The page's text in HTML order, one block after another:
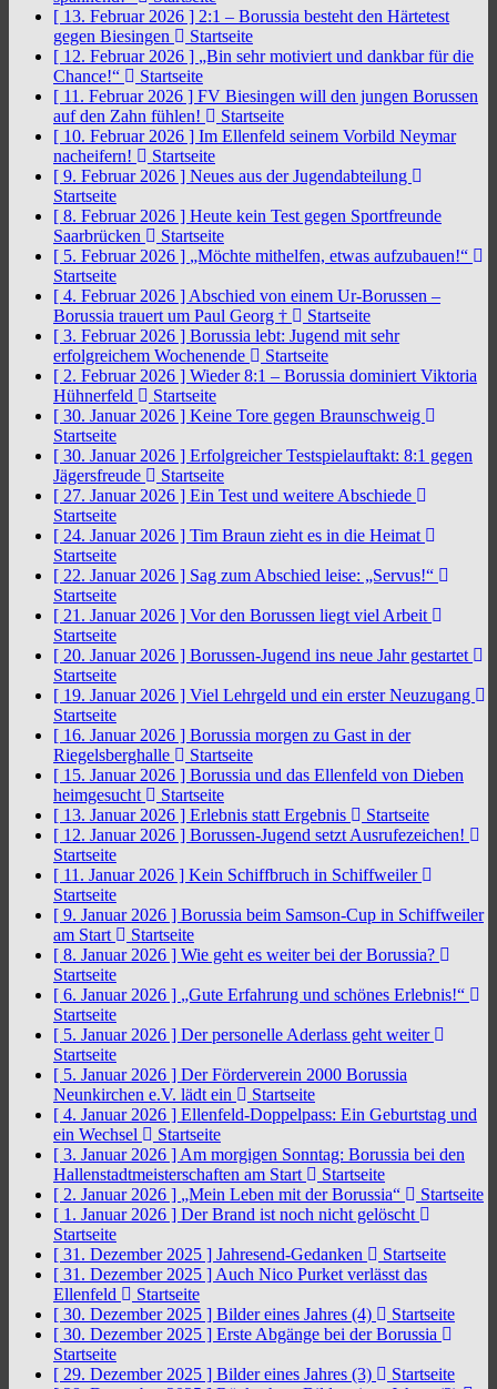
[ 13. Februar 2026 ] 2:1 – Borussia besteht den Härtetest
gegen Biesingen
Startseite
[ 12. Februar 2026 ] „Bin sehr motiviert und dankbar für die
Chance!“
Startseite
[ 11. Februar 2026 ] FV Biesingen will den jungen Borussen
auf den Zahn fühlen!
Startseite
[ 10. Februar 2026 ] Im Ellenfeld seinem Vorbild Neymar
nacheifern!
Startseite
[ 9. Februar 2026 ] Neues aus der Jugendabteilung
Startseite
[ 8. Februar 2026 ] Heute kein Test gegen Sportfreunde
Saarbrücken
Startseite
[ 5. Februar 2026 ] „Möchte mithelfen, etwas aufzubauen!“
Startseite
[ 4. Februar 2026 ] Abschied von einem Ur-Borussen –
Borussia trauert um Paul Georg †
Startseite
[ 3. Februar 2026 ] Borussia lebt: Jugend mit sehr
erfolgreichem Wochenende
Startseite
[ 2. Februar 2026 ] Wieder 8:1 – Borussia dominiert Viktoria
Hühnerfeld
Startseite
[ 30. Januar 2026 ] Keine Tore gegen Braunschweig
Startseite
[ 30. Januar 2026 ] Erfolgreicher Testspielauftakt: 8:1 gegen
Jägersfreude
Startseite
[ 27. Januar 2026 ] Ein Test und weitere Abschiede
Startseite
[ 24. Januar 2026 ] Tim Braun zieht es in die Heimat
Startseite
[ 22. Januar 2026 ] Sag zum Abschied leise: „Servus!“
Startseite
[ 21. Januar 2026 ] Vor den Borussen liegt viel Arbeit
Startseite
[ 20. Januar 2026 ] Borussen-Jugend ins neue Jahr gestartet
Startseite
[ 19. Januar 2026 ] Viel Lehrgeld und ein erster Neuzugang
Startseite
[ 16. Januar 2026 ] Borussia morgen zu Gast in der
Riegelsberghalle
Startseite
[ 15. Januar 2026 ] Borussia und das Ellenfeld von Dieben
heimgesucht
Startseite
[ 13. Januar 2026 ] Erlebnis statt Ergebnis
Startseite
[ 12. Januar 2026 ] Borussen-Jugend setzt Ausrufezeichen!
Startseite
[ 11. Januar 2026 ] Kein Schiffbruch in Schiffweiler
Startseite
[ 9. Januar 2026 ] Borussia beim Samson-Cup in Schiffweiler
am Start
Startseite
[ 8. Januar 2026 ] Wie geht es weiter bei der Borussia?
Startseite
[ 6. Januar 2026 ] „Gute Erfahrung und schönes Erlebnis!“
Startseite
[ 5. Januar 2026 ] Der personelle Aderlass geht weiter
Startseite
[ 5. Januar 2026 ] Der Förderverein 2000 Borussia
Neunkirchen e.V. lädt ein
Startseite
[ 4. Januar 2026 ] Ellenfeld-Doppelpass: Ein Geburtstag und
ein Wechsel
Startseite
[ 3. Januar 2026 ] Am morgigen Sonntag: Borussia bei den
Hallenstadtmeisterschaften am Start
Startseite
[ 2. Januar 2026 ] „Mein Leben mit der Borussia“
Startseite
[ 1. Januar 2026 ] Der Brand ist noch nicht gelöscht
Startseite
[ 31. Dezember 2025 ] Jahresend-Gedanken
Startseite
[ 31. Dezember 2025 ] Auch Nico Purket verlässt das
Ellenfeld
Startseite
[ 30. Dezember 2025 ] Bilder eines Jahres (4)
Startseite
[ 30. Dezember 2025 ] Erste Abgänge bei der Borussia
Startseite
[ 29. Dezember 2025 ] Bilder eines Jahres (3)
Startseite